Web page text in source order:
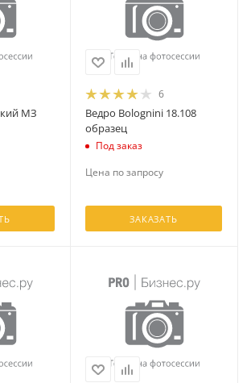
МЗ
6
Ведро Bolognini 18.108
образец
Под заказ
Цена по запросу
ЗАКАЗАТЬ